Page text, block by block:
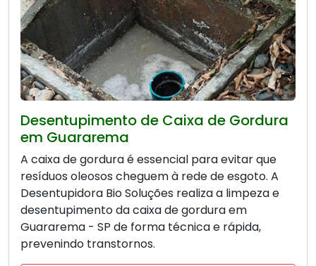
Desentupimento de Caixa de Gordura
em Guararema
A caixa de gordura é essencial para evitar que
resíduos oleosos cheguem à rede de esgoto. A
Desentupidora Bio Soluções realiza a limpeza e
desentupimento da caixa de gordura em
Guararema - SP de forma técnica e rápida,
prevenindo transtornos.